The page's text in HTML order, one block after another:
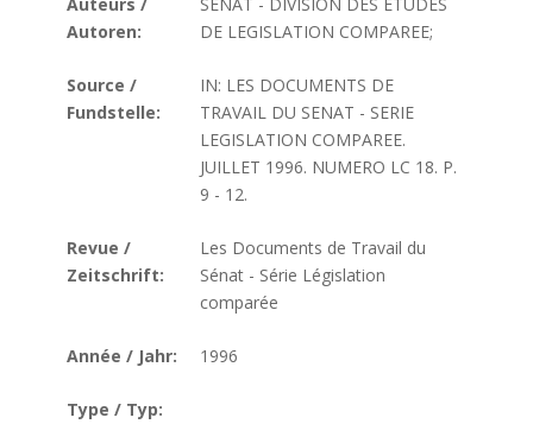
Autoren:
DE LEGISLATION COMPAREE;
Source /
Fundstelle:
IN: LES DOCUMENTS DE
TRAVAIL DU SENAT - SERIE
LEGISLATION COMPAREE.
JUILLET 1996. NUMERO LC 18. P.
9 - 12.
Revue /
Zeitschrift:
Les Documents de Travail du
Sénat - Série Législation
comparée
Année / Jahr: 1996
Type / Typ: